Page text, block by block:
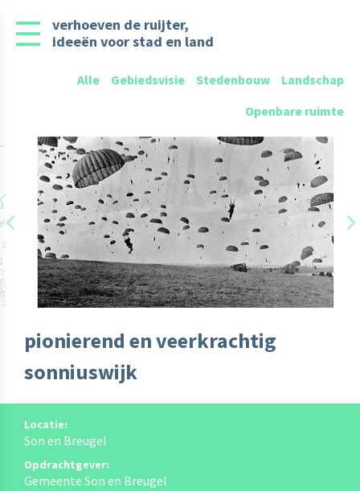
verhoeven de ruijter,
ideeën voor stad en land
Alle Gebiedsvisie Stedenbouw
Landschap
Openbare ruimte
Previous
pionierend en veerkrachtig
sonniuswijk
Locatie:
Son en Breugel
Opdrachtgever:
Gemeente Son en Breugel